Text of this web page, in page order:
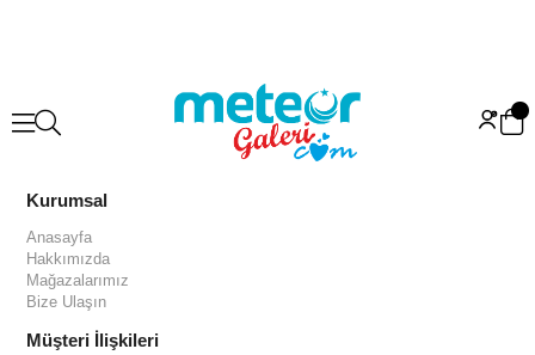
Kurumsal
Anasayfa
Hakkımızda
Mağazalarımız
Bize Ulaşın
Müşteri İlişkileri